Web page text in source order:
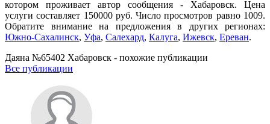
котором проживает автор сообщения - Хабаровск. Цена
услуги составляет 150000 руб. Число просмотров равно 1009.
Обратите внимание на предложения в других регионах:
Южно-Сахалинск, Уфа, Салехард, Калуга, Ижевск, Ереван.
Даяна №65402 Хабаровск - похожие публикации
Все публикации